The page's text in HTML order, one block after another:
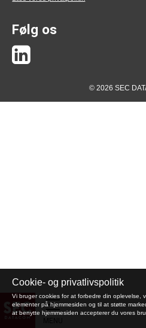
Følg os
© 2026 SEC
Cookie- og privatlivspolitik
Vi bruger cookies for at forbedre din oplevelse,
elementer på hjemmesiden og til at støtte
at benytte hjemmesiden accepterer du vores